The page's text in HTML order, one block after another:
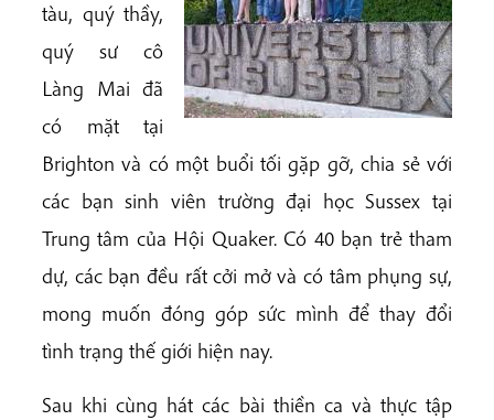
tàu, quý thầy,
quý sư cô
Làng Mai đã
có mặt tại
Brighton và có một buổi tối gặp gỡ, chia sẻ với
các bạn sinh viên trường đại học Sussex tại
Trung tâm của Hội Quaker. Có 40 bạn trẻ tham
dự, các bạn đều rất cởi mở và có tâm phụng sự,
mong muốn đóng góp sức mình để thay đổi
tình trạng thế giới hiện nay.
Sau khi cùng hát các bài thiền ca và thực tập